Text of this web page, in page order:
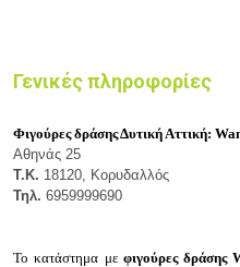
Γενικές πληροφορίες
Φιγούρες δράσης Δυτική Αττική:
Αθηνάς 25
Τ.Κ. 18120, Κορυδαλλός
Τηλ. 6959999690
Το κατάστημα με φιγούρες δράσης